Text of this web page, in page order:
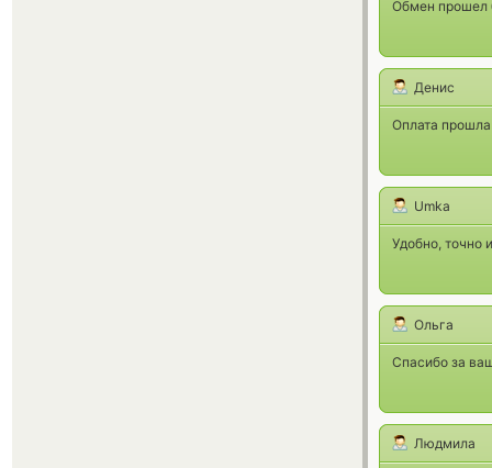
Обмен прошел
Денис
Оплата
Umka
Удобно, точно
Ольга
Спасибо за
Людмила